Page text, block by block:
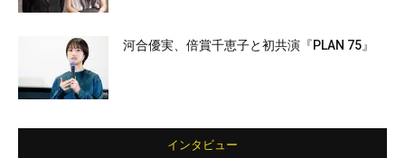
河合優実、倍賞千恵子と初共演『PLAN 75』
インタビュー